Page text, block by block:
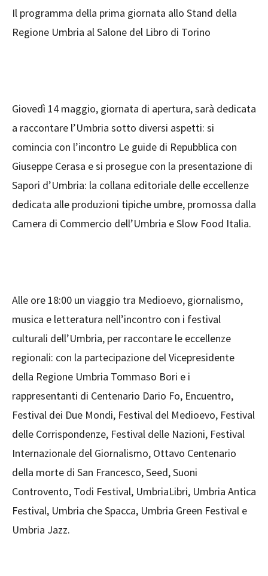
Il programma della prima giornata allo Stand della
Regione Umbria al Salone del Libro di Torino
Giovedì 14 maggio, giornata di apertura, sarà dedicata
a raccontare l’Umbria sotto diversi aspetti: si
comincia con l’incontro Le guide di Repubblica con
Giuseppe Cerasa e si prosegue con la presentazione di
Sapori d’Umbria: la collana editoriale delle eccellenze
dedicata alle produzioni tipiche umbre, promossa dalla
Camera di Commercio dell’Umbria e Slow Food Italia.
Alle ore 18:00 un viaggio tra Medioevo, giornalismo,
musica e letteratura nell’incontro con i festival
culturali dell’Umbria, per raccontare le eccellenze
regionali: con la partecipazione del Vicepresidente
della Regione Umbria Tommaso Bori e i
rappresentanti di Centenario Dario Fo, Encuentro,
Festival dei Due Mondi, Festival del Medioevo, Festival
delle Corrispondenze, Festival delle Nazioni, Festival
Internazionale del Giornalismo, Ottavo Centenario
della morte di San Francesco, Seed, Suoni
Controvento, Todi Festival, UmbriaLibri, Umbria Antica
Festival, Umbria che Spacca, Umbria Green Festival e
Umbria Jazz.